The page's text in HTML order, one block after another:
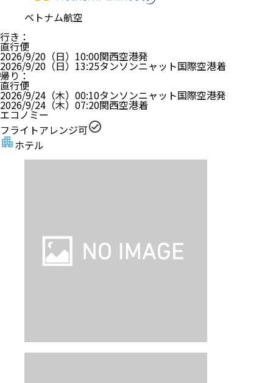
ベトナム航空
行き ：
直行便
2026/9/20（日） 10:00関西空港発
2026/9/20（日） 13:25タンソンニャット国際空港着
帰り ：
直行便
2026/9/24（木） 00:10タンソンニャット国際空港発
2026/9/24（木） 07:20関西空港着
エコノミー
フライトアレンジ可
ホテル